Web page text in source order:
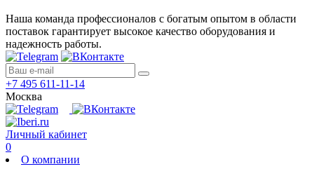
Наша команда профессионалов с богатым опытом в области
поставок гарантирует высокое качество оборудования и
надежность работы.
+7 495 611-11-14
Москва
Личный кабинет
0
О компании